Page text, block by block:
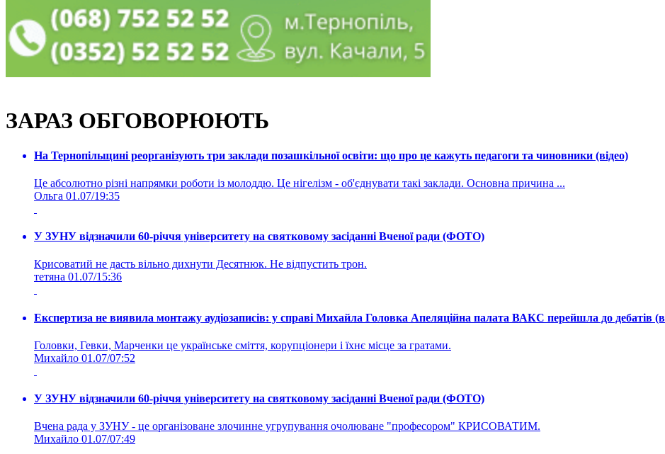
ЗАРАЗ ОБГОВОРЮЮТЬ
На Тернопільщині реорганізують три заклади позашкільної освіти: що про це кажуть педагоги та чиновники (відео)
Це абсолютно різні напрямки роботи із молоддю. Це нігелізм - об'єднувати такі заклади. Основна причина ...
Ольга 01.07/19:35
У ЗУНУ відзначили 60-річчя університету на святковому засіданні Вченої ради (ФОТО)
Крисоватий не дасть вільно дихнути Десятнюк. Не відпустить трон.
тетяна 01.07/15:36
Експертиза не виявила монтажу аудіозаписів: у справі Михайла Головка Апеляційна палата ВАКС перейшла до дебатів
Головки, Гевки, Марченки це українське сміття, корупціонери і їхнє місце за гратами.
Михайло 01.07/07:52
У ЗУНУ відзначили 60-річчя університету на святковому засіданні Вченої ради (ФОТО)
Вчена рада у ЗУНУ - це організоване злочинне угрупування очолюване "професором" КРИСОВАТИМ.
Михайло 01.07/07:49